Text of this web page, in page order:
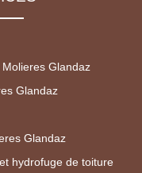
Glandaz
Glandaz
Glandaz
hydrofuge de toiture